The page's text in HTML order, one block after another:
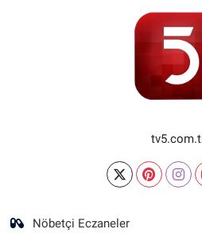
Nöbetçi Eczaneler